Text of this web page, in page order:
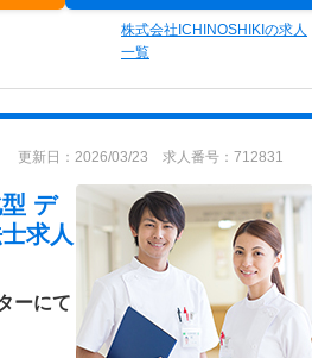
株式会社ICHINOSHIKIの求人
一覧
更新日：2026/03/23 求人番号：712831
デ
求人
ーにて